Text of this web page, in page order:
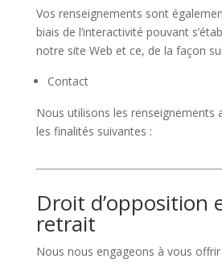
Vos renseignements sont
biais de l’interactivité pouvant
notre site Web et ce, de la façon
Contact
Nous utilisons les renseignements
les finalités suivantes :
Droit d’opposition
retrait
Nous nous engageons à vous